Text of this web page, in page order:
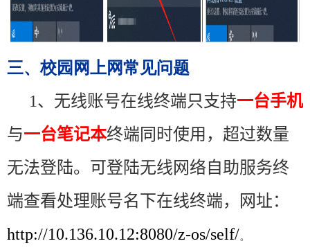
三、校园网上网常见问题
1、无线账号在线终端只支持一台手机
与一台笔记本终端同时使用，超过数量
无法登陆。可登陆无线网络自助服务终
端查看处理账号名下在线终端，网址：
http://10.136.10.12:8080/z-os/self/。